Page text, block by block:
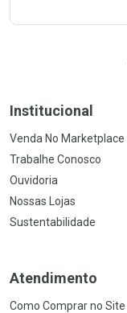
Institucional
Venda No Marketplace
Trabalhe Conosco
Ouvidoria
Nossas Lojas
Sustentabilidade
Atendimento
Como Comprar no Site